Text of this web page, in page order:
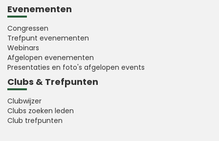
Evenementen
Congressen
Trefpunt evenementen
Webinars
Afgelopen evenementen
Presentaties en foto's afgelopen events
Clubs & Trefpunten
Clubwijzer
Clubs zoeken leden
Club trefpunten